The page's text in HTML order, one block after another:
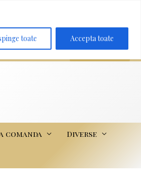
toate Accepta toate
comanda Diverse